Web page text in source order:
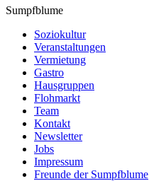
Sumpfblume
Soziokultur
Veranstaltungen
Vermietung
Gastro
Hausgruppen
Flohmarkt
Team
Kontakt
Newsletter
Jobs
Impressum
Freunde der Sumpfblume